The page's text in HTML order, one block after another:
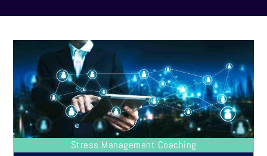
Stress Management Coaching